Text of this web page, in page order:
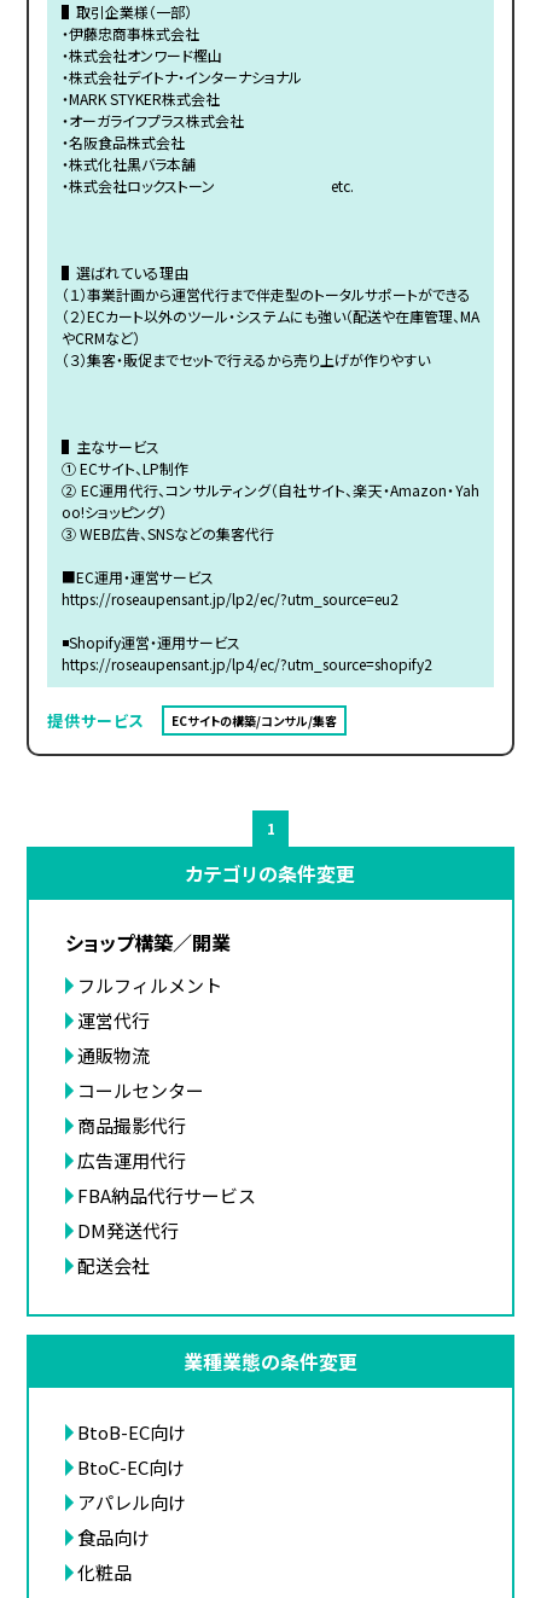
▌取引企業様（一部）
・伊藤忠商事株式会社
・株式会社オンワード樫山
・株式会社デイトナ・インターナショナル
・MARK STYKER株式会社
・オーガライフプラス株式会社
・名阪食品株式会社
・株式化社黒バラ本舗
・株式会社ロックストーン etc.
▌選ばれている理由
（１）事業計画から運営代行まで伴走型のトータルサポートができる
（２）ECカート以外のツール・システムにも強い（配送や在庫管理、MA
やCRMなど）
（３）集客・販促までセットで行えるから売り上げが作りやすい
▌主なサービス
① ECサイト、LP制作
② EC運用代行、コンサルティング（自社サイト、楽天・Amazon・Yah
oo!ショッピング）
③ WEB広告、SNSなどの集客代行
■EC運用・運営サービス
https://roseaupensant.jp/lp2/ec/?utm_source=eu2
◾️Shopify運営・運用サービス
https://roseaupensant.jp/lp4/ec/?utm_source=shopify2
提供サービス ECサイトの構築/コンサル/集客
1
カテゴリの条件変更
ショップ構築／開業
フルフィルメント
運営代行
通販物流
コールセンター
商品撮影代行
広告運用代行
FBA納品代行サービス
DM発送代行
配送会社
業種業態の条件変更
BtoB-EC向け
BtoC-EC向け
アパレル向け
食品向け
化粧品